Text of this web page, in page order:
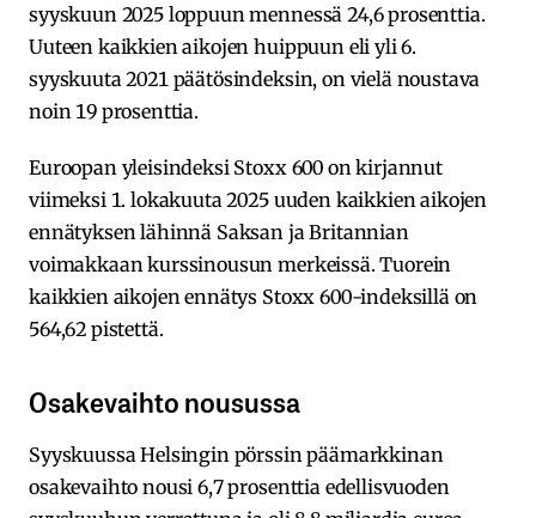
syyskuun 2025 loppuun mennessä 24,6 prosenttia.
Uuteen kaikkien aikojen huippuun eli yli 6.
syyskuuta 2021 päätösindeksin, on vielä noustava
noin 19 prosenttia.
Euroopan yleisindeksi Stoxx 600 on kirjannut
viimeksi 1. lokakuuta 2025 uuden kaikkien aikojen
ennätyksen lähinnä Saksan ja Britannian
voimakkaan kurssinousun merkeissä. Tuorein
kaikkien aikojen ennätys Stoxx 600-indeksillä on
564,62 pistettä.
Osakevaihto nousussa
Syyskuussa Helsingin pörssin päämarkkinan
osakevaihto nousi 6,7 prosenttia edellisvuoden